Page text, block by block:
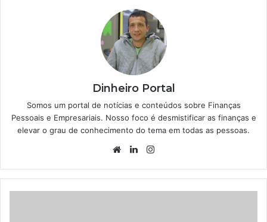
Dinheiro Portal
Somos um portal de notícias e conteúdos sobre Finanças
Pessoais e Empresariais. Nosso foco é desmistificar as finanças e
elevar o grau de conhecimento do tema em todas as pessoas.
WebsiteLinkedin